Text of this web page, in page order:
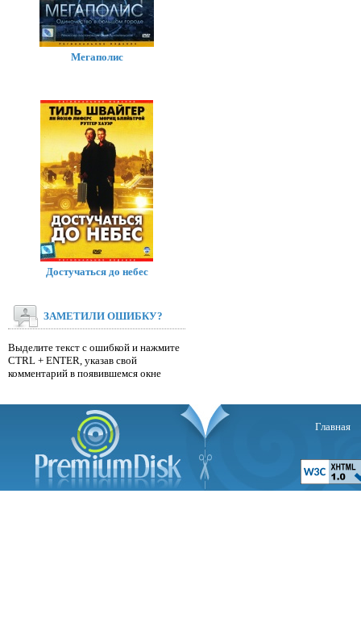
Мегаполис
Достучаться до небес
ЗАМЕТИЛИ ОШИБКУ?
Выделите текст с ошибкой и нажмите
CTRL + ENTER, указав свой
комментарий в появившемся окне
Главная